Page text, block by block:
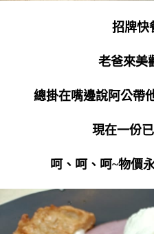
招牌快
老爸來美
總掛在嘴邊說阿公帶
現在一份
呵、呵、呵~物價